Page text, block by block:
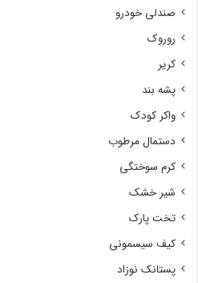
صندلی خودرو
روروک
کریر
پشه بند
واکر کودک
دستمال مرطوب
کرم سوختگی
شیر خشک
تخت پارک
کیف سیسمونی
پستانک نوزاد